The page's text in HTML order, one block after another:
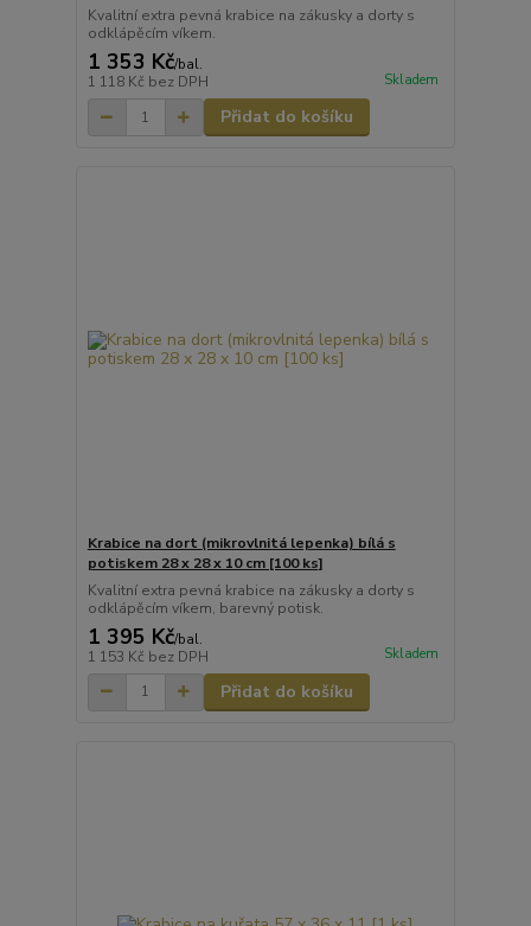
Kvalitní extra pevná krabice na zákusky a dorty s
odklápěcím víkem.
1 353 Kč/bal.
1 118 Kč bez DPH Skladem
Přidat do košíku
Krabice na dort (mikrovlnitá lepenka) bílá s
potiskem 28 x 28 x 10 cm [100 ks]
Kvalitní extra pevná krabice na zákusky a dorty s
odklápěcím víkem, barevný potisk.
1 395 Kč/bal.
1 153 Kč bez DPH Skladem
Přidat do košíku